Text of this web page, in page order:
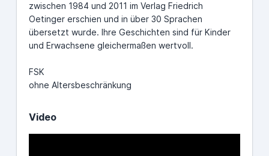
zwischen 1984 und 2011 im Verlag Friedrich
Oetinger erschien und in über 30 Sprachen
übersetzt wurde. Ihre Geschichten sind für Kinder
und Erwachsene gleichermaßen wertvoll.
FSK
ohne Altersbeschränkung
Video